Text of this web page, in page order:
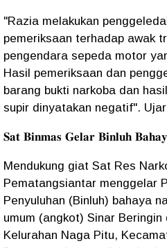
"Razia melakukan
pemeriksaan terhadap awak
pengendara sepeda motor
Hasil pemeriksaan dan
barang bukti narkoba dan
supir dinyatakan negatif".
𝐒𝐚𝐭 𝐁𝐢𝐧𝐦𝐚𝐬 𝐆𝐞𝐥𝐚𝐫 𝐁𝐢𝐧𝐥𝐮𝐡
Mendukung giat Sat Res
Pematangsiantar menggelar
Penyuluhan (Binluh) bahaya
umum (angkot) Sinar
Kelurahan Naga Pitu,